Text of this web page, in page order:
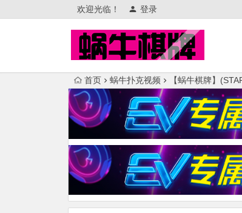
欢迎光临！ 登录
首页 蜗牛扑克视频 【蜗牛棋牌】